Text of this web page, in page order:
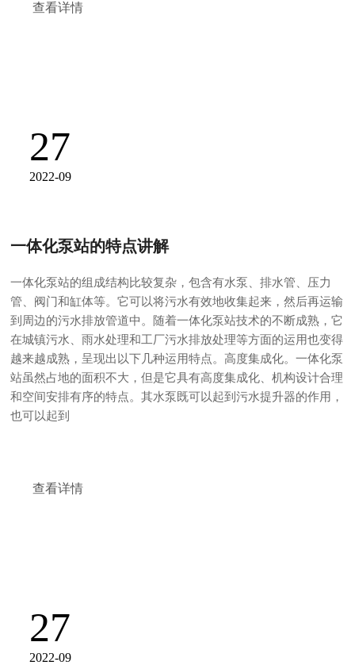
查看详情
27
2022-09
一体化泵站的特点讲解
一体化泵站的组成结构比较复杂，包含有水泵、排水管、压力
管、阀门和缸体等。它可以将污水有效地收集起来，然后再运输
到周边的污水排放管道中。随着一体化泵站技术的不断成熟，它
在城镇污水、雨水处理和工厂污水排放处理等方面的运用也变得
越来越成熟，呈现出以下几种运用特点。高度集成化。一体化泵
站虽然占地的面积不大，但是它具有高度集成化、机构设计合理
和空间安排有序的特点。其水泵既可以起到污水提升器的作用，
也可以起到
查看详情
27
2022-09